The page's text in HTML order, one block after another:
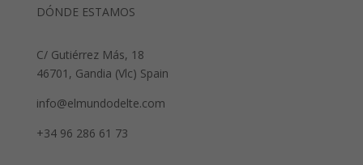
DÓNDE ESTAMOS
C/ Gutiérrez Más, 18
46701, Gandia (Vlc) Spain
info@elmundodelte.com
+34 96 286 61 73